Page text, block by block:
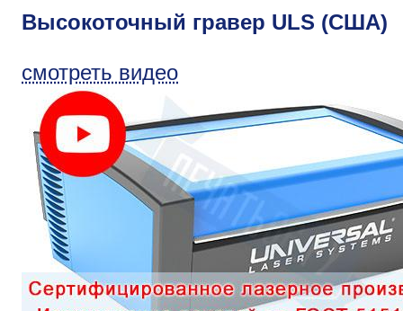
Высокоточный гравер ULS (США)
смотреть видео